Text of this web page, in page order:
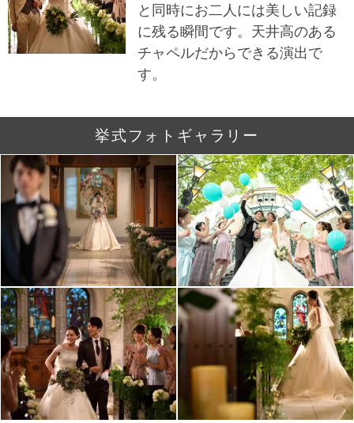
と同時にお二人には美しい記録
に残る瞬間です。天井高のある
チャペルだからできる演出で
す。
挙式フォトギャラリー